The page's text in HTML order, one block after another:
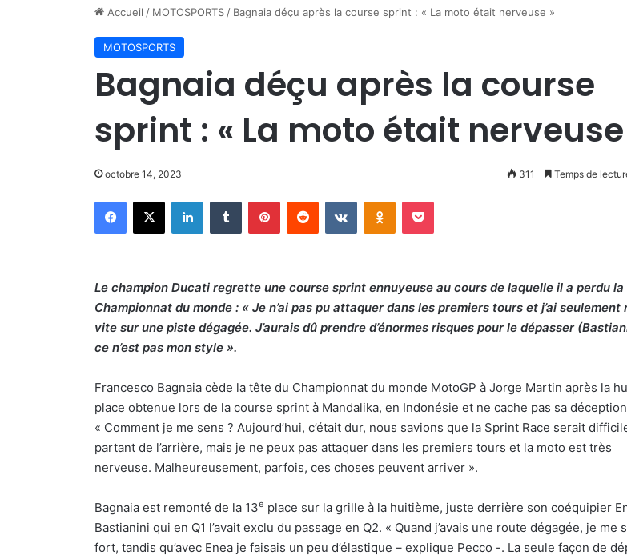
Accueil / MOTOSPORTS / Bagnaia déçu après la course sprint : « La moto était nerveuse »
MOTOSPORTS
Bagnaia déçu après la course
sprint : « La moto était nerveuse
octobre 14, 2023 311 Temps de
Facebook
X LinkedinTumblr PinterestReddit VKontakteOdnoklassniki
Pocket
Le champion Ducati regrette une course sprint ennuyeuse au cours de laquelle il a perdu
Championnat du monde : « Je n’ai pas pu attaquer dans les premiers tours et j’ai seulement
vite sur une piste dégagée. J’aurais dû prendre d’énormes risques pour le dépasser
ce n’est pas mon style ».
Francesco Bagnaia cède la tête du Championnat du monde MotoGP à Jorge Martin après la
place obtenue lors de la course sprint à Mandalika, en Indonésie et ne cache pas sa
« Comment je me sens ? Aujourd’hui, c’était dur, nous savions que la Sprint Race serait
partant de l’arrière, mais je ne peux pas attaquer dans les premiers tours et la moto est très
nerveuse. Malheureusement, parfois, ces choses peuvent arriver ».
Bagnaia est remonté de la 13e place sur la grille à la huitième, juste derrière son coéquipier
Bastianini qui en Q1 l’avait exclu du passage en Q2. « Quand j’avais une route dégagée, je me
fort, tandis qu’avec Enea je faisais un peu d’élastique – explique Pecco -. La seule façon de